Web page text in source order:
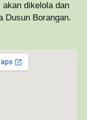
akan dikelola dan
Dusun Borangan.